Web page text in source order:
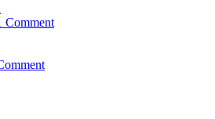
Comment